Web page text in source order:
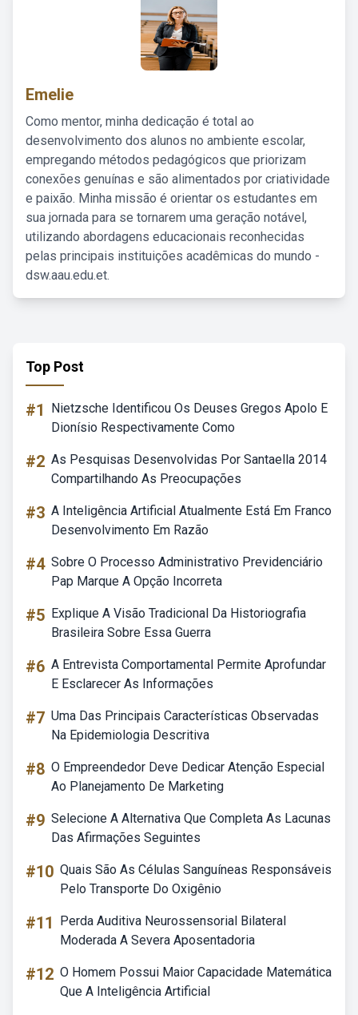
Emelie
Como mentor, minha dedicação é total ao
desenvolvimento dos alunos no ambiente escolar,
empregando métodos pedagógicos que priorizam
conexões genuínas e são alimentados por criatividade
e paixão. Minha missão é orientar os estudantes em
sua jornada para se tornarem uma geração notável,
utilizando abordagens educacionais reconhecidas
pelas principais instituições acadêmicas do mundo -
dsw.aau.edu.et.
Top Post
#1
Nietzsche Identificou Os Deuses Gregos Apolo E
Dionísio Respectivamente Como
#2 As Pesquisas Desenvolvidas Por Santaella 2014
Compartilhando As Preocupações
#3 A Inteligência Artificial Atualmente Está Em Franco
Desenvolvimento Em Razão
#4 Sobre O Processo Administrativo Previdenciário
Pap Marque A Opção Incorreta
#5 Explique A Visão Tradicional Da Historiografia
Brasileira Sobre Essa Guerra
#6 A Entrevista Comportamental Permite Aprofundar
E Esclarecer As Informações
#7 Uma Das Principais Características Observadas
Na Epidemiologia Descritiva
#8 O Empreendedor Deve Dedicar Atenção Especial
Ao Planejamento De Marketing
#9 Selecione A Alternativa Que Completa As Lacunas
Das Afirmações Seguintes
#10 Quais São As Células Sanguíneas Responsáveis
Pelo Transporte Do Oxigênio
#11
Perda Auditiva Neurossensorial Bilateral
Moderada A Severa Aposentadoria
#12 O Homem Possui Maior Capacidade Matemática
Que A Inteligência Artificial